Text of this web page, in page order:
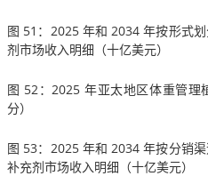
图 51：2025 年和 2034 年按形式
剂市场收入明细（十亿美元）
图 52：2025 年亚太地区体重管理
分）
图 53：2025 年和 2034 年按分销
补充剂市场收入明细（十亿美元）